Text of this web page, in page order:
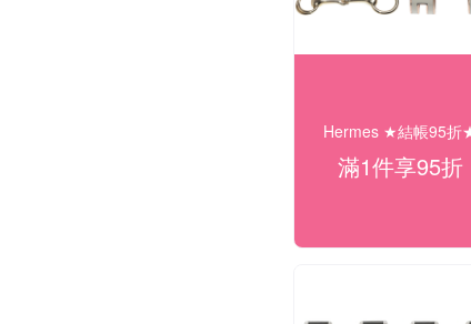
Hermes ★結帳95折
滿1件享95折